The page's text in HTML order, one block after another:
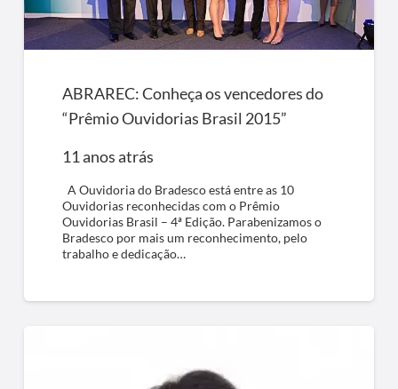
ABRAREC: Conheça os vencedores do
“Prêmio Ouvidorias Brasil 2015”
11 anos atrás
A Ouvidoria do Bradesco está entre as 10
Ouvidorias reconhecidas com o Prêmio
Ouvidorias Brasil – 4ª Edição. Parabenizamos o
Bradesco por mais um reconhecimento, pelo
trabalho e dedicação…